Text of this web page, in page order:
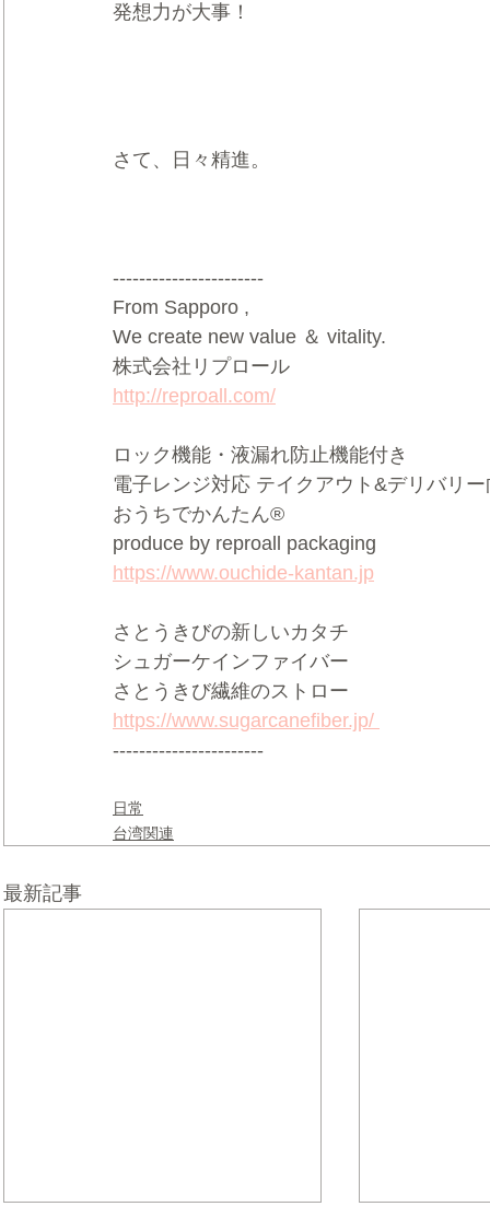
発想力が大事！
さて、日々精進。
-----------------------
From Sapporo ,
We create new value ＆ vitality.
株式会社リプロール
http://reproall.com/
ロック機能・液漏れ防止機能付き
電子レンジ対応 テイクアウト&デリバ
おうちでかんたん®
produce by reproall packaging
https://www.ouchide-kantan.jp
さとうきびの新しいカタチ
シュガーケインファイバー
さとうきび繊維のストロー
https://www.sugarcanefiber.jp/
-----------------------
日常
台湾関連
最新記事